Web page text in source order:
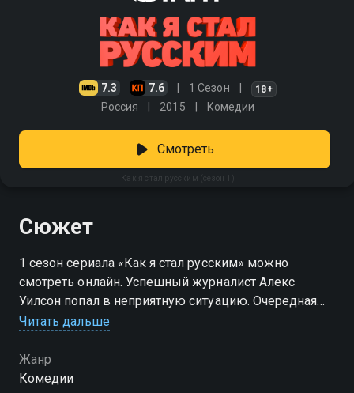
7.3 7.6 1 Сезон 18+
Россия 2015 Комедии
Как я стал русским (сезон 1)
Смотреть
Сюжет
1 сезон сериала «Как я стал русским» можно
смотреть онлайн. Успешный журналист Алекс
Уилсон попал в неприятную ситуацию. Очередная
разгромная статья о политике принесла изданию
могли уволить, но лояльный босс отправил автора
подальше от бури — в Россию. Молодому
Читать дальше
Жанр
Комедии